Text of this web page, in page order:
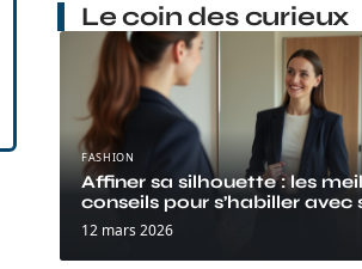
Le coin des curieux
FASHION
Affiner sa silhouette : les
conseils pour s’habiller avec
12 mars 2026